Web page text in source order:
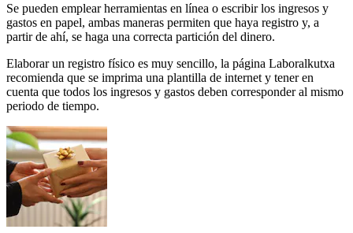
Se pueden emplear herramientas en línea o escribir los ingresos y
gastos en papel, ambas maneras permiten que haya registro y, a
partir de ahí, se haga una correcta partición del dinero.
Elaborar un registro físico es muy sencillo, la página Laboralkutxa
recomienda que se imprima una plantilla de internet y tener en
cuenta que todos los ingresos y gastos deben corresponder al mismo
periodo de tiempo.